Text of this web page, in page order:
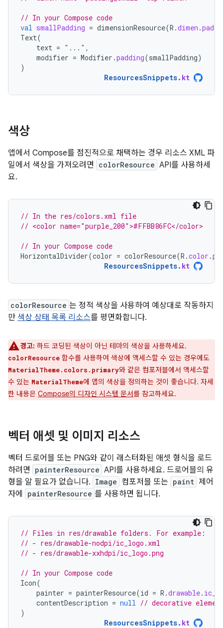
// In your Compose code
val smallPadding = dimensionResource(R .dimen .
Text(
text = "..." ,
modifier = Modifier .padding(smallPadding)
)
ResourcesSnippets. kt
색상
앱에서 Compose를 점진적으로 채택하는 경우 리소스 XML 파
일에서 색상을 가져오려면
colorResource API를 사용하세
요.
// In the res/colors.xml file
// <color name="purple_200">#FFBB86FC</color>
// In your Compose code
HorizontalDivider(color = colorResource(R .color .
ResourcesSnippets. kt
colorResource 는 정적 색상을 사용하여 예상대로 작동하지
만 색상 상태 목록 리소스를 평면화합니다.
경고: 하드 코딩된 색상이 아닌 테마의 색상을 사용하세요.
colorResource 함수를 사용하여 색상에 액세스할 수 있는 경우에도
MaterialTheme.colors.primary와 같은 컴포저블에서 액세스할
수 있는 MaterialTheme에 앱의 색상을 정의하는 것이 좋습니다. 자세
한 내용은 Compose의 디자인 시스템 문서를 참고하세요.
벡터 애셋 및 이미지 리소스
벡터 드로어블 또는 PNG와 같이 래스터화된 애셋 형식을 로드
하려면
painterResource API를 사용하세요. 드로어블의 유
형을 알 필요가 없습니다. Image 컴포저블 또는 paint 제어
자에
painterResource 를 사용하면 됩니다.
// Files in res/drawable folders. For example:
// - res/drawable-nodpi/ic_logo.xml
// - res/drawable-xxhdpi/ic_logo.png
// In your Compose code
Icon(
painter = painterResource(id = R .drawable.
contentDescription = null // decorative
)
ResourcesSnippets. kt